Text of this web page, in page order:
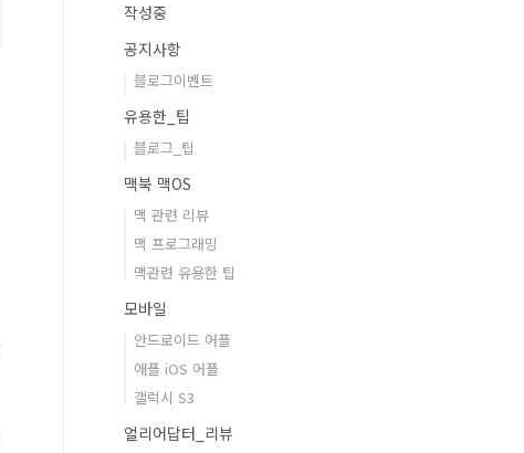
작성중
공지사항
블로그이벤트
유용한_팁
블로그_팁
맥북 맥OS
맥 관련 리뷰
맥 프로그래밍
맥관련 유용한 팁
모바일
안드로이드 어플
애플 iOS 어플
갤럭시 S3
얼리어답터_리뷰